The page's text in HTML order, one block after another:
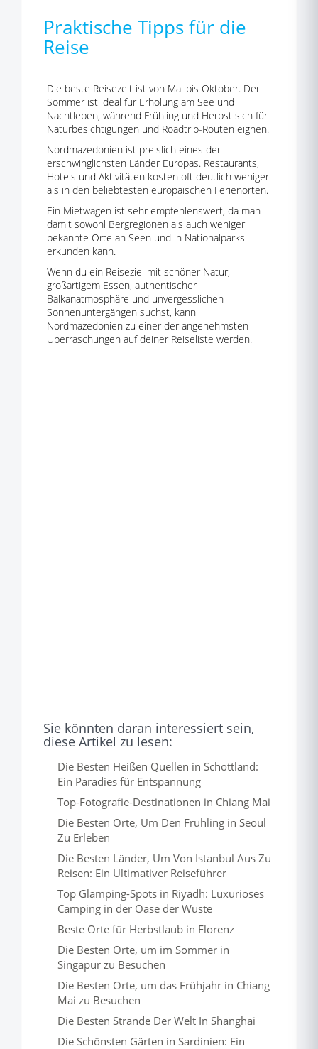
Praktische Tipps für die
Reise
Die beste Reisezeit ist von Mai bis Oktober. Der
Sommer ist ideal für Erholung am See und
Nachtleben, während Frühling und Herbst sich für
Naturbesichtigungen und Roadtrip-Routen eignen.
Nordmazedonien ist preislich eines der
erschwinglichsten Länder Europas. Restaurants,
Hotels und Aktivitäten kosten oft deutlich weniger
als in den beliebtesten europäischen Ferienorten.
Ein Mietwagen ist sehr empfehlenswert, da man
damit sowohl Bergregionen als auch weniger
bekannte Orte an Seen und in Nationalparks
erkunden kann.
Wenn du ein Reiseziel mit schöner Natur,
großartigem Essen, authentischer
Balkanatmosphäre und unvergesslichen
Sonnenuntergängen suchst, kann
Nordmazedonien zu einer der angenehmsten
Überraschungen auf deiner Reiseliste werden.
Sie könnten daran interessiert sein,
diese Artikel zu lesen:
Die Besten Heißen Quellen in Schottland:
Ein Paradies für Entspannung
Top-Fotografie-Destinationen in Chiang Mai
Die Besten Orte, Um Den Frühling in Seoul
Zu Erleben
Die Besten Länder, Um Von Istanbul Aus Zu
Reisen: Ein Ultimativer Reiseführer
Top Glamping-Spots in Riyadh: Luxuriöses
Camping in der Oase der Wüste
Beste Orte für Herbstlaub in Florenz
Die Besten Orte, um im Sommer in
Singapur zu Besuchen
Die Besten Orte, um das Frühjahr in Chiang
Mai zu Besuchen
Die Besten Strände Der Welt In Shanghai
Die Schönsten Gärten in Sardinien: Ein